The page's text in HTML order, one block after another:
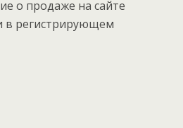
о продаже на сайте
в регистрирующем